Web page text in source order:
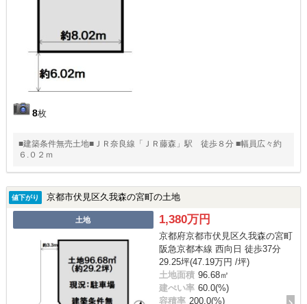
8枚
■建築条件無売土地■ＪＲ奈良線「ＪＲ藤森」駅 徒歩８分 ■幅員広々約
６.０２ｍ
値下がり 京都市伏見区久我森の宮町の土地
土地 1,380万円
京都府京都市伏見区久我森の宮町
阪急京都本線 西向日 徒歩37分
29.25坪(47.19万円 /坪)
土地面積 96.68㎡
建ぺい率 60.0(%)
容積率 200.0(%)